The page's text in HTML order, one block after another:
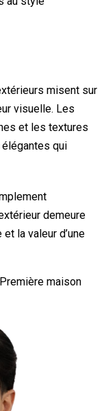
misent sur
visuelle. Les
et les textures
qui
demeure
la valeur d’une
Première maison